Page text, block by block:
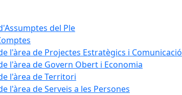
del Ple
l'àrea de Projectes Estratègics i Comunicació
l'àrea de Govern Obert i Economia
l'àrea de Territori
l'àrea de Serveis a les Persones